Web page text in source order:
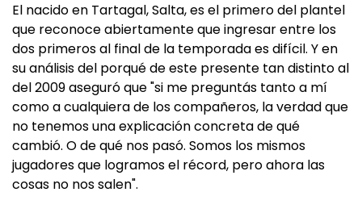
El nacido en Tartagal, Salta, es el primero del plantel
que reconoce abiertamente que ingresar entre los
dos primeros al final de la temporada es difícil. Y en
su análisis del porqué de este presente tan distinto al
del 2009 aseguró que "si me preguntás tanto a mí
como a cualquiera de los compañeros, la verdad que
no tenemos una explicación concreta de qué
cambió. O de qué nos pasó. Somos los mismos
jugadores que logramos el récord, pero ahora las
cosas no nos salen".